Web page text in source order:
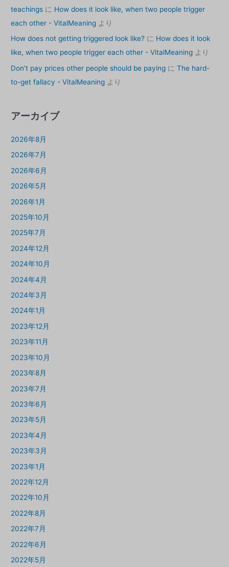
teachings に How does it look like, when two people trigger
each other - VitalMeaning より
How does not getting triggered look like? に How does it look
like, when two people trigger each other - VitalMeaning より
Don’t pay prices other people should be paying にThe hard-
to-get fallacy - VitalMeaning より
アーカイブ
2026年8月
2026年7月
2026年6月
2026年5月
2026年1月
2025年10月
2025年7月
2024年12月
2024年10月
2024年4月
2024年3月
2024年1月
2023年12月
2023年11月
2023年10月
2023年8月
2023年7月
2023年6月
2023年5月
2023年4月
2023年3月
2023年1月
2022年12月
2022年10月
2022年8月
2022年7月
2022年6月
2022年5月